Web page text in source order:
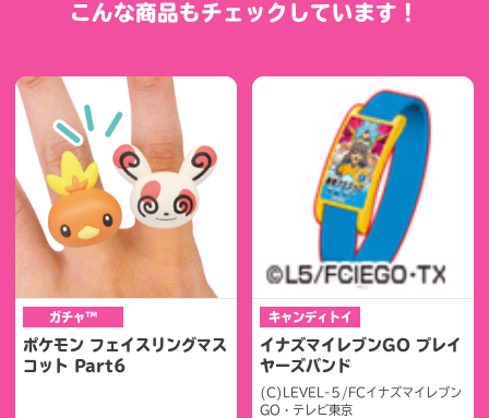
こんな商品もチェックしています！
ガチャ™
ポケモン フェイスリングマス
コット Part6
キャンディトイ
イナズマイレブンGO プレイ
ヤーズバンド
(C)LEVEL-５/FCイナズマイレブン
GO・テレビ東京